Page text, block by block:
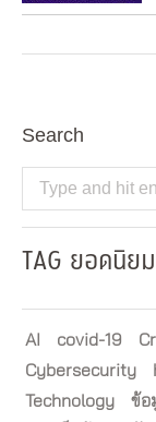
Search
Search:
TAG ยอดนิยม
AI covid-19
Cybersecurity
Technology
ข้อ